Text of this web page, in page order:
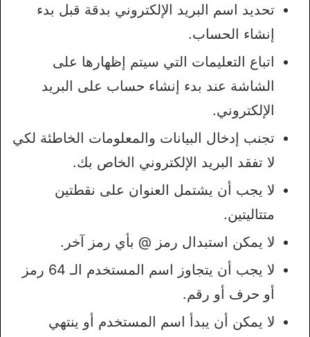
تحديد اسم البريد الإلكتروني بدقة قبل بدء
إنشاء الحساب.
اتباع التعليمات التي سيتم إظهارها على
الشاشة عند بدء إنشاء حساب على البريد
الإلكتروني.
تجنب إدخال البيانات والمعلومات الخاطئة لكي
لا تفقد البريد الإلكتروني الخاص بك.
لا يجب أن يشتمل العنوان على نقطتين
متتاليتين.
لا يمكن استبدال رمز @ بأي رمز آخر.
لا يجب أن يتجاوز اسم المستخدم الـ 64 رمز
أو حرف أو رقم.
لا يمكن أن يبدأ اسم المستخدم أو ينتهي